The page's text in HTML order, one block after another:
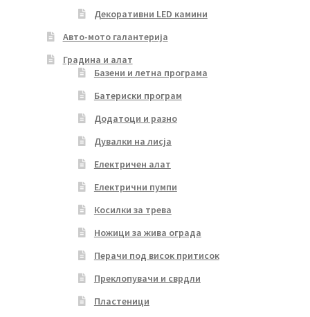
Декоративни LED камини
Авто-мото галантерија
Градина и алат
Базени и летна програма
Батериски програм
Додатоци и разно
Дувалки на лисја
Електричен алат
Електрични пумпи
Косилки за трева
Ножици за жива ограда
Перачи под висок притисок
Преклопувачи и сврдли
Пластеници